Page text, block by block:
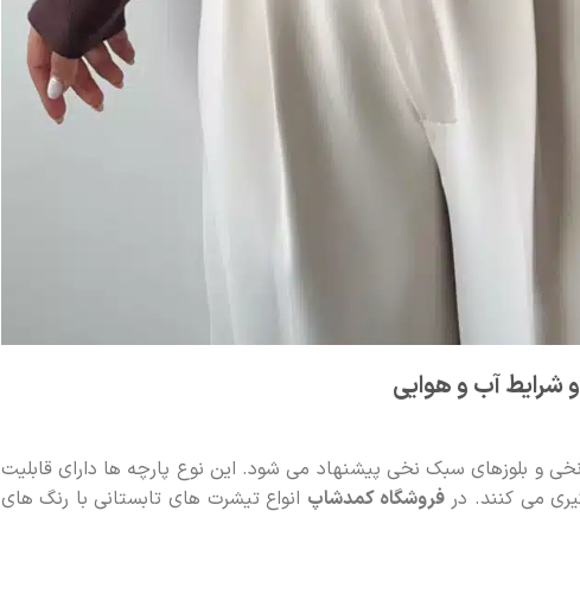
آب و هوایی
و بلوزهای سبک نخی پیشنهاد می شود. این نوع پارچه ها دارای قابلیت
می کنند. درفروشگاه کمدشاپ انواع تیشرت های تابستانی با رنگ های